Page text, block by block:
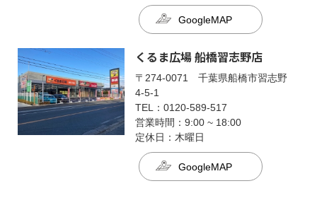
GoogleMAP
くるま広場 船橋習志野店
〒274-0071 千葉県船橋市習志野
4-5-1
TEL：0120-589-517
営業時間：9:00 ~ 18:00
定休日：木曜日
GoogleMAP